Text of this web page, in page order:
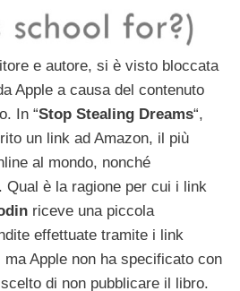
e autore, si è visto bloccata
Apple a causa del contenuto
In “Stop Stealing Dreams“,
un link ad Amazon, il più
al mondo, nonché
. Qual è la ragione per cui i link
riceve una piccola
effettuate tramite i link
Apple non ha specificato con
di non pubblicare il libro.